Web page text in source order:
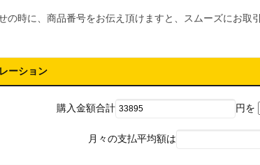
の時に、商品番号をお伝え頂けますと、スムーズにお取
ーション
購入金額合計 円を
月々の支払平均額は